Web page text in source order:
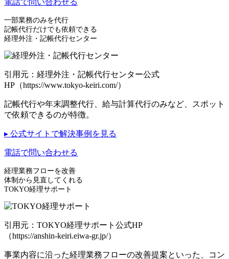
電話で問い合わせる
一部業務のみを代行
記帳代行だけでも依頼できる
経理外注・記帳代行センター
引用元：経理外注・記帳代行センター公式
HP（https://www.tokyo-keiri.com/）
記帳代行や年末調整代行、給与計算代行のみなど、スポット
で依頼できるのが特徴。
▸ 公式サイトで解決事例を見る
電話で問い合わせる
経理業務フローを改善
体制から見直してくれる
TOKYO経理サポート
引用元：TOKYO経理サポート公式HP
（https://anshin-keiri.eiwa-gr.jp/）
事業内容に沿った経理業務フローの改善提案といった、コン